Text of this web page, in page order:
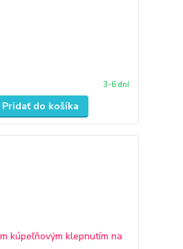
3-6 dní
Pridať do košíka